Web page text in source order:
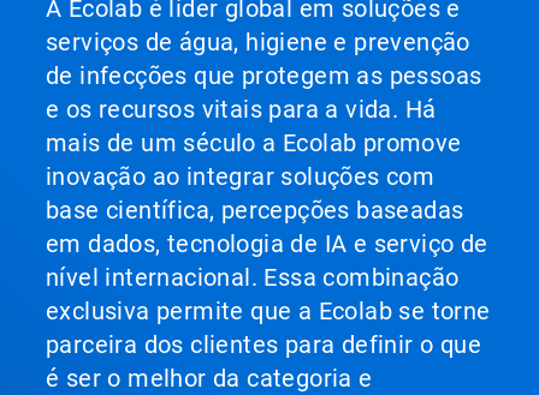
A Ecolab é líder global em soluções e
serviços de água, higiene e prevenção
de infecções que protegem as pessoas
e os recursos vitais para a vida. Há
mais de um século a Ecolab promove
inovação ao integrar soluções com
base científica, percepções baseadas
em dados, tecnologia de IA e serviço de
nível internacional. Essa combinação
exclusiva permite que a Ecolab se torne
parceira dos clientes para definir o que
é ser o melhor da categoria e